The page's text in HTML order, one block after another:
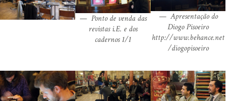
Ponto de venda das
revistas i.E. e dos
cadernos 1/1
Apresentação do
Diogo Pisoeiro
http://www.behance.net
/diogopisoeiro